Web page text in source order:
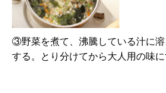
③野菜を煮て、沸騰している汁に
する。とり分けてから大人用の味に